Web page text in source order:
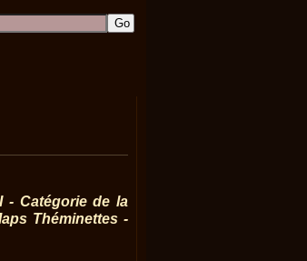
- Catégorie de la
Théminettes -